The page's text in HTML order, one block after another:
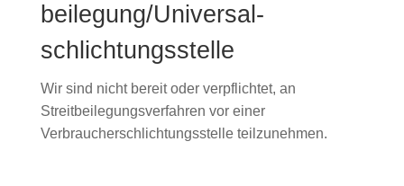
beilegung/Universal­
schlichtungs­stelle
Wir sind nicht bereit oder verpflichtet, an
Streitbeilegungsverfahren vor einer
Verbraucherschlichtungsstelle teilzunehmen.